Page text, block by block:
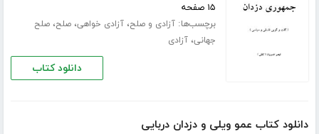
۱۵ صفحه
برچسب‌ها:آزادی و صلح،آزادی خواهی،صلح،صلح
جهانی،آزادی
دانلود کتاب
دانلود کتاب عمو ویلی و دزدان دربایی